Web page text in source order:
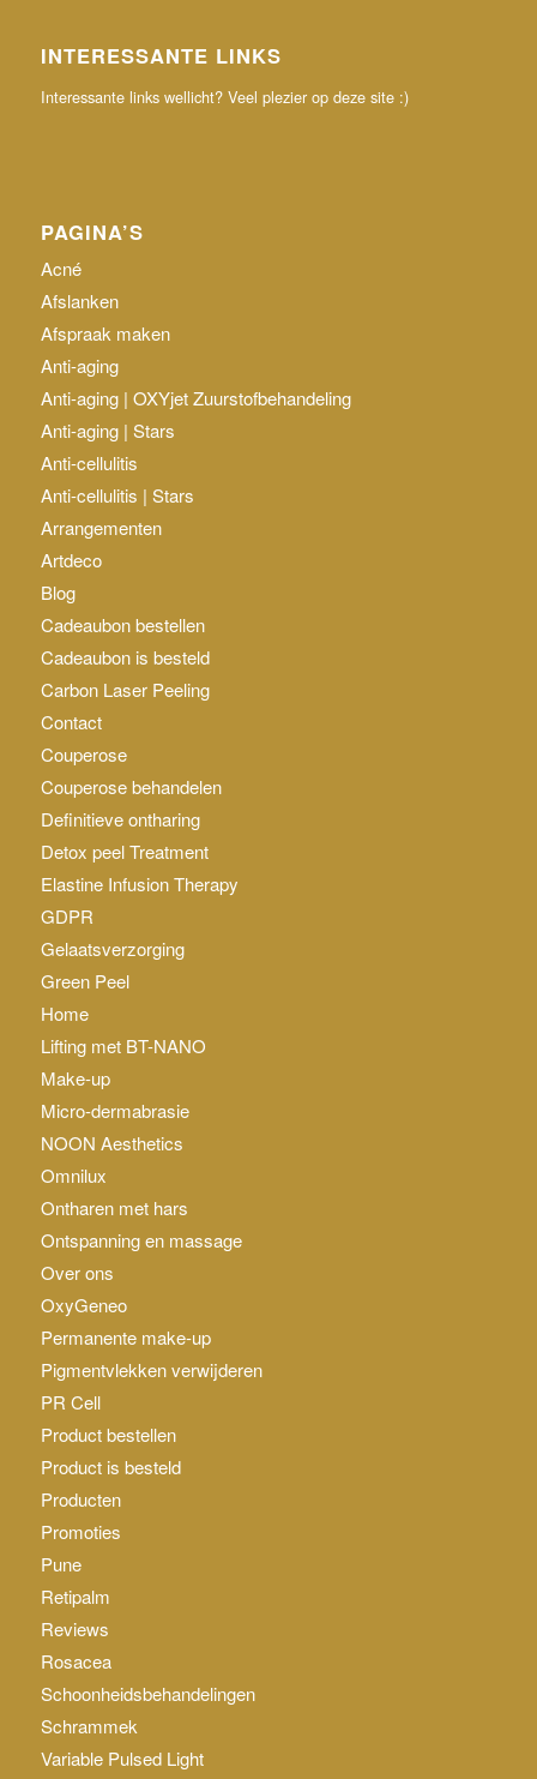
INTERESSANTE LINKS
Interessante links wellicht? Veel plezier op deze site :)
PAGINA’S
Acné
Afslanken
Afspraak maken
Anti-aging
Anti-aging | OXYjet Zuurstofbehandeling
Anti-aging | Stars
Anti-cellulitis
Anti-cellulitis | Stars
Arrangementen
Artdeco
Blog
Cadeaubon bestellen
Cadeaubon is besteld
Carbon Laser Peeling
Contact
Couperose
Couperose behandelen
Definitieve ontharing
Detox peel Treatment
Elastine Infusion Therapy
GDPR
Gelaatsverzorging
Green Peel
Home
Lifting met BT-NANO
Make-up
Micro-dermabrasie
NOON Aesthetics
Omnilux
Ontharen met hars
Ontspanning en massage
Over ons
OxyGeneo
Permanente make-up
Pigmentvlekken verwijderen
PR Cell
Product bestellen
Product is besteld
Producten
Promoties
Pune
Retipalm
Reviews
Rosacea
Schoonheidsbehandelingen
Schrammek
Variable Pulsed Light